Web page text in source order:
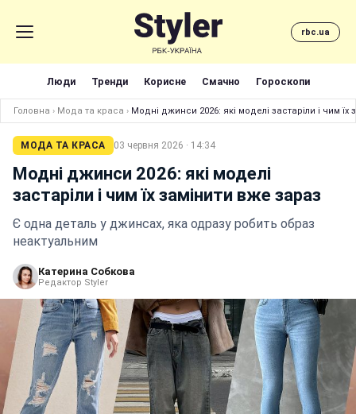
rbc.ua
Люди Тренди Корисне Смачно Гороскопи
Головна › Мода та краса › Модні джинси 2026: які моделі застаріли і чим їх
МОДА ТА КРАСА 03 червня 2026 · 14:34
Модні джинси 2026: які моделі
застаріли і чим їх замінити вже зараз
Є одна деталь у джинсах, яка одразу робить образ
неактуальним
Катерина Собкова
Редактор Styler